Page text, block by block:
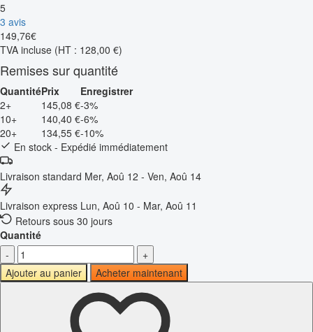
5
3 avis
149,76€
TVA incluse (HT : 128,00 €)
Remises sur quantité
QuantitéPrix
Enregistrer
2+
145,08 €-3%
10+
140,40 €-6%
20+
134,55 €-10%
En stock - Expédié immédiatement
Livraison standard Mer, Aoû 12 - Ven, Aoû 14
Livraison express Lun, Aoû 10 - Mar, Aoû 11
Retours sous 30 jours
Quantité
-
+
Ajouter au panier
Acheter maintenant